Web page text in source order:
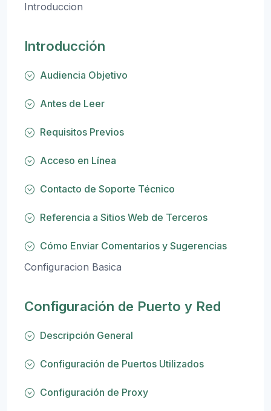
Introduccion
Introducción
Audiencia Objetivo
Antes de Leer
Requisitos Previos
Acceso en Línea
Contacto de Soporte Técnico
Referencia a Sitios Web de Terceros
Cómo Enviar Comentarios y Sugerencias
Configuracion Basica
Configuración de Puerto y Red
Descripción General
Configuración de Puertos Utilizados
Configuración de Proxy